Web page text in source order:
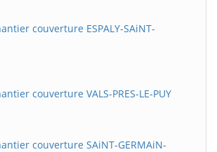
couverture ESPALY-SAiNT-
couverture VALS-PRES-LE-PUY
couverture SAiNT-GERMAiN-